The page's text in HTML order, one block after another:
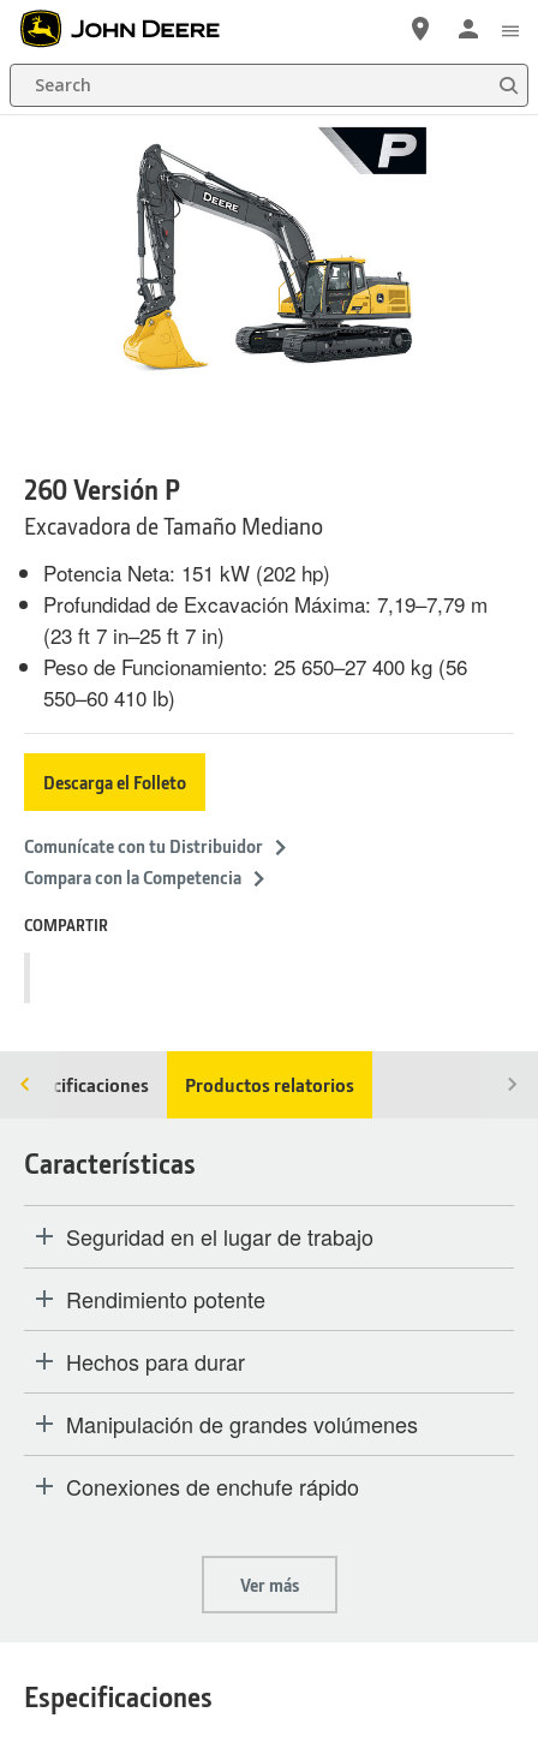
Saltar
a
contenido
principal
Search
260 Versión P
Excavadora de Tamaño Mediano
Potencia Neta: 151 kW (202 hp)
Profundidad de Excavación Máxima: 7,19–7,79 m
(23 ft 7 in–25 ft 7 in)
Peso de Funcionamiento: 25 650–27 400 kg (56
550–60 410 lb)
Descarga el Folleto
Comunícate con tu Distribuidor
Compara con la Competencia
COMPARTIR
Especificaciones Productos relatorios
Características
Seguridad en el lugar de trabajo
Rendimiento potente
Hechos para durar
Manipulación de grandes volúmenes
Conexiones de enchufe rápido
Ver más
Especificaciones